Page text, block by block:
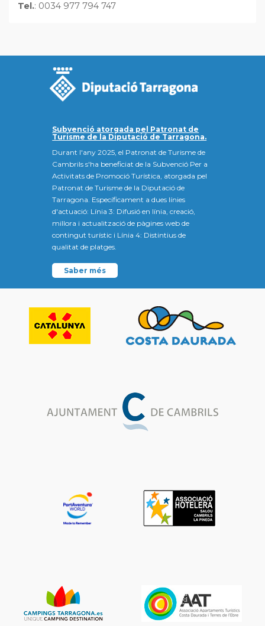
Tel.: 0034 977 794 747
Subvenció atorgada pel Patronat de
Turisme de la Diputació de Tarragona.
Durant l'any 2025, el Patronat de Turisme de
Cambrils s'ha beneficiat de la Subvenció Per a
Activitats de Promoció Turística, atorgada pel
Patronat de Turisme de la Diputació de
Tarragona. Específicament a dues línies
d'actuació: Línia 3: Difusió en línia, creació,
millora i actualització de pàgines web de
contingut turístic i Línia 4: Distintius de
qualitat de platges.
Saber més